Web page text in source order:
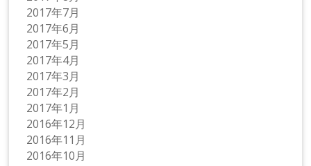
2017年7月
2017年6月
2017年5月
2017年4月
2017年3月
2017年2月
2017年1月
2016年12月
2016年11月
2016年10月